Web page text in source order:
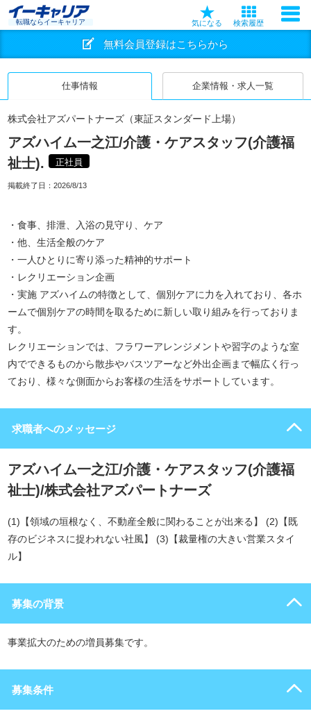
転職ならイーキャリア 気になる 検索履歴
無料会員登録はこちらから
仕事情報 企業情報・求人一覧
株式会社アズパートナーズ（東証スタンダード上場）
アズハイム一之江/介護・ケアスタッフ(介護福
祉士).
正社員
掲載終了日： 2026/8/13
・食事、排泄、入浴の見守り、ケア
・他、生活全般のケア
・一人ひとりに寄り添った精神的サポート
・レクリエーション企画
・実施 アズハイムの特徴として、個別ケアに力を入れており、各ホ
ームで個別ケアの時間を取るために新しい取り組みを行っておりま
す。
レクリエーションでは、フラワーアレンジメントや習字のような室
内でできるものから散歩やバスツアーなど外出企画まで幅広く行っ
ており、様々な側面からお客様の生活をサポートしています。
求職者へのメッセージ
アズハイム一之江/介護・ケアスタッフ(介護福
祉士)/株式会社アズパートナーズ
(1)【領域の垣根なく、不動産全般に関わることが出来る】 (2)【既
存のビジネスに捉われない社風】 (3)【裁量権の大きい営業スタイ
ル】
募集の背景
事業拡大のための増員募集です。
募集条件